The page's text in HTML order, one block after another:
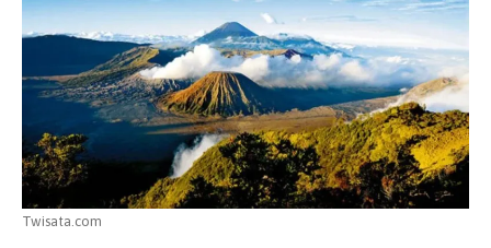
Twisata.com